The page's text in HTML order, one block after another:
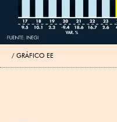
GRÁFICO EE